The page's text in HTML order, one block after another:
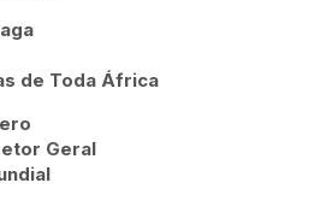
de Toda África
Geral